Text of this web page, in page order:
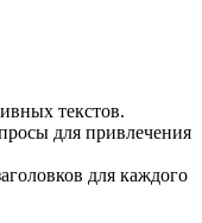
текстов.
для привлечения
для каждого